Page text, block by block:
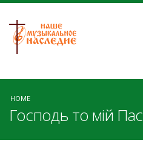
HOME
Господь то мiй